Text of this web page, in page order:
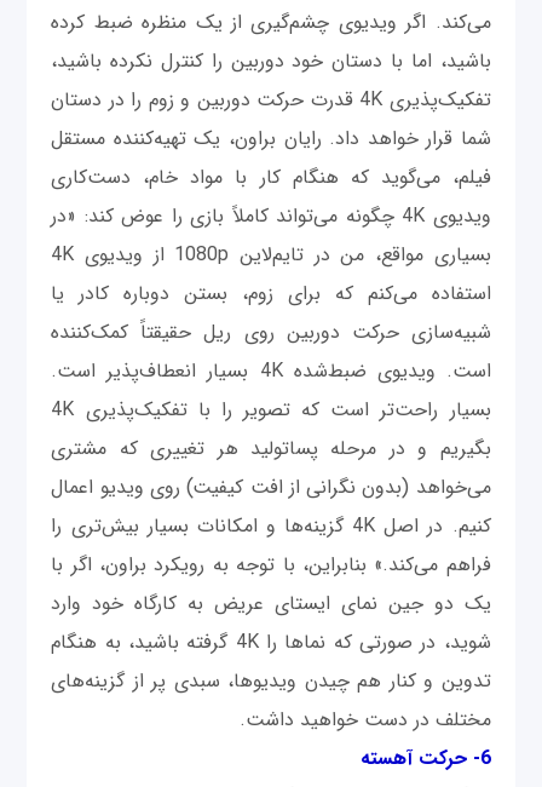
می‌کند. اگر ویدیوی چشم‌گیری از یک منظره ضبط کرده
باشید، اما با دستان خود دوربین را کنترل نکرده ‌باشید،
تفکیک‌پذیری 4K قدرت حرکت دوربین و زوم را در دستان
شما قرار خواهد داد. رایان براون، یک تهیه‌کننده مستقل
فیلم، می‌گوید که هنگام کار با مواد خام، دست‌کاری
ویدیوی 4K چگونه می‌تواند کاملاً بازی را عوض ‌کند: «در
بسیاری مواقع، من در تایم‌لاین 1080p از ویدیوی 4K
استفاده می‌کنم که برای زوم، بستن دوباره کادر یا
شبیه‌سازی حرکت دوربین روی ریل حقیقتاً کمک‌کننده
است. ویدیوی ضبط‌شده 4K بسیار انعطاف‌پذیر است.
بسیار راحت‌تر است که تصویر را با تفکیک‌پذیری 4K
بگیریم و در مرحله پساتولید هر تغییری که مشتری
می‌خواهد (بدون نگرانی از افت کیفیت) روی ویدیو اعمال
کنیم. در اصل 4K گزینه‌ها و امکانات بسیار بیش‌تری را
فراهم می‌کند.» بنابراین، با توجه به رویکرد براون، اگر با
یک دو جین نمای ایستای عریض به کارگاه خود وارد
شوید، در صورتی که نماها را 4K گرفته باشید، به هنگام
تدوین و کنار هم چیدن ویدیوها، سبدی پر از گزینه‌های
مختلف در دست خواهید داشت.
6- حرکت آهسته